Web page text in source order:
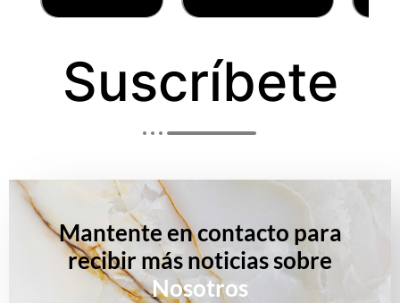
Suscríbete
Mantente en contacto para
recibir más noticias sobre
Nosotros